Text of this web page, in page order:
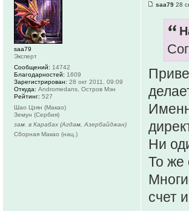
saa79 28
Ни
То же
счет
saa79
Эксперт
Сообщений: 14742
Благодарностей: 1609
Зарегистрирован: 28 окт 2011, 09:09
Откуда: Andromedans, Остров Мэн
Рейтинг: 527
Шао Цзян (Макао)
Земун (Сербия)
зам. в Карабах (Агдам, Азербайджан)
Сборная Макао (нац.)